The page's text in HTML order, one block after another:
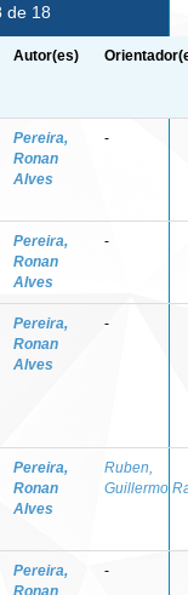
de 18
Autor(es)
Pereira,
Ronan
Alves
-
Pereira,
Ronan
Alves
-
Pereira,
Ronan
Alves
-
Pereira,
Ronan
Alves
Ruben,
Guillermo
Pereira,
Ronan
-